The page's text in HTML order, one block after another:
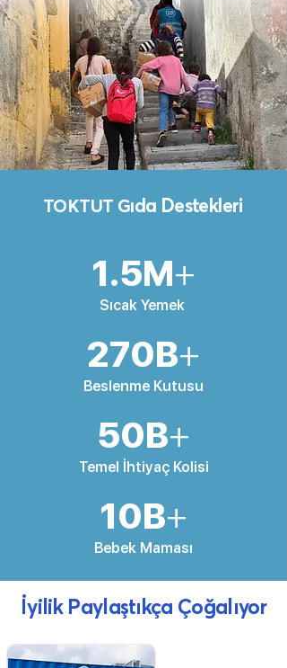
TOKTUT Gıda Destekleri
1.5M+
Sıcak Yemek
270B+
Beslenme Kutusu
50B+
Temel İhtiyaç Kolisi
10B+
Bebek Maması
İyilik Paylaştıkça Çoğalıyor